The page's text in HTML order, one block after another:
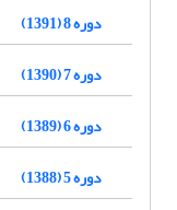
دوره 8 (1391)
دوره 7 (1390)
دوره 6 (1389)
دوره 5 (1388)